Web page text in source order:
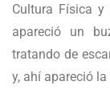
Cultura Física y
apareció un
tratando de
y, ahí apareció